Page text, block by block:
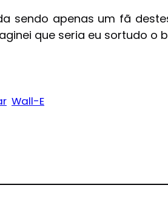
sendo apenas um fã
que seria eu sortudo
Wall-E